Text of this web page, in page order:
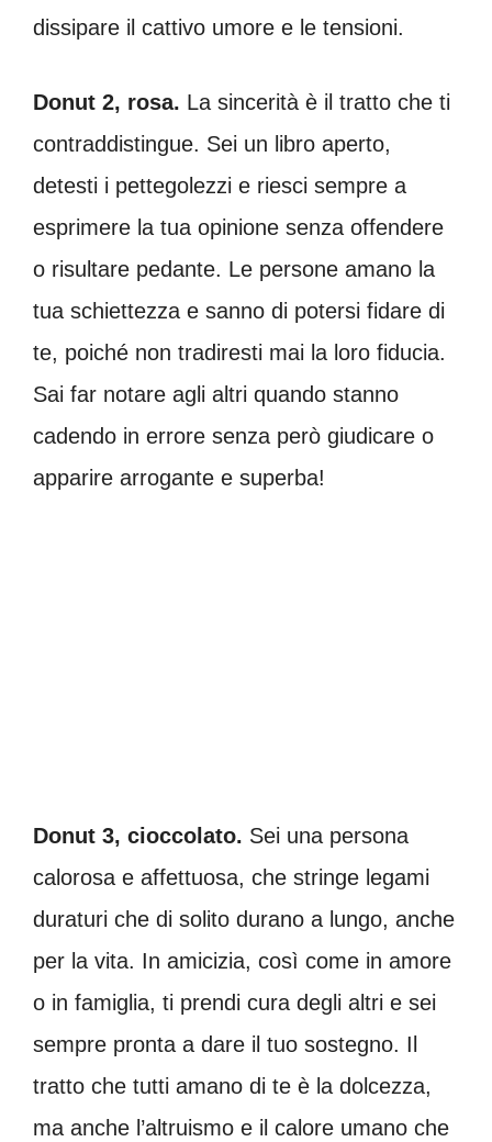
dissipare il cattivo umore e le tensioni.
Donut 2, rosa. La sincerità è il tratto che ti
contraddistingue. Sei un libro aperto,
detesti i pettegolezzi e riesci sempre a
esprimere la tua opinione senza offendere
o risultare pedante. Le persone amano la
tua schiettezza e sanno di potersi fidare di
te, poiché non tradiresti mai la loro fiducia.
Sai far notare agli altri quando stanno
cadendo in errore senza però giudicare o
apparire arrogante e superba!
Donut 3, cioccolato. Sei una persona
calorosa e affettuosa, che stringe legami
duraturi che di solito durano a lungo, anche
per la vita. In amicizia, così come in amore
o in famiglia, ti prendi cura degli altri e sei
sempre pronta a dare il tuo sostegno. Il
tratto che tutti amano di te è la dolcezza,
ma anche l’altruismo e il calore umano che